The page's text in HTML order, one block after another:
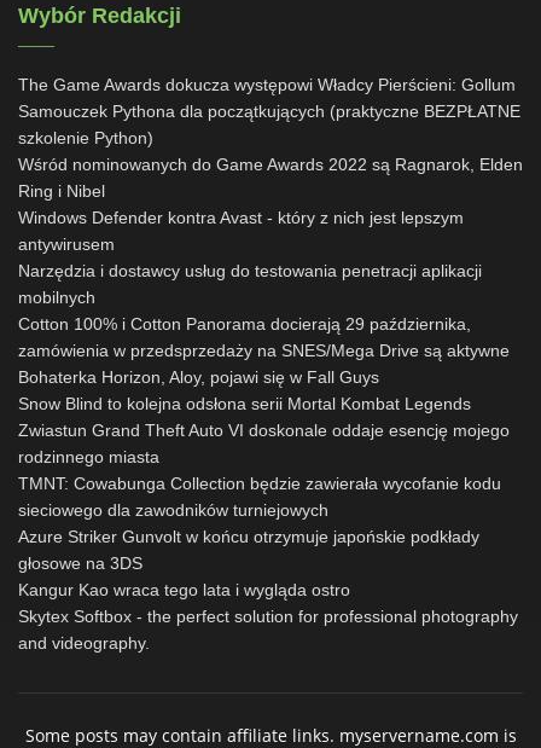
Wybór Redakcji
The Game Awards dokucza występowi Władcy Pierścieni: Gollum
Samouczek Pythona dla początkujących (praktyczne BEZPŁATNE
szkolenie Python)
Wśród nominowanych do Game Awards 2022 są Ragnarok, Elden
Ring i Nibel
Windows Defender kontra Avast - który z nich jest lepszym
antywirusem
Narzędzia i dostawcy usług do testowania penetracji aplikacji
mobilnych
Cotton 100% i Cotton Panorama docierają 29 października,
zamówienia w przedsprzedaży na SNES/Mega Drive są aktywne
Bohaterka Horizon, Aloy, pojawi się w Fall Guys
Snow Blind to kolejna odsłona serii Mortal Kombat Legends
Zwiastun Grand Theft Auto VI doskonale oddaje esencję mojego
rodzinnego miasta
TMNT: Cowabunga Collection będzie zawierała wycofanie kodu
sieciowego dla zawodników turniejowych
Azure Striker Gunvolt w końcu otrzymuje japońskie podkłady
głosowe na 3DS
Kangur Kao wraca tego lata i wygląda ostro
Skytex Softbox - the perfect solution for professional photography
and videography.
Some posts may contain affiliate links. myservername.com is